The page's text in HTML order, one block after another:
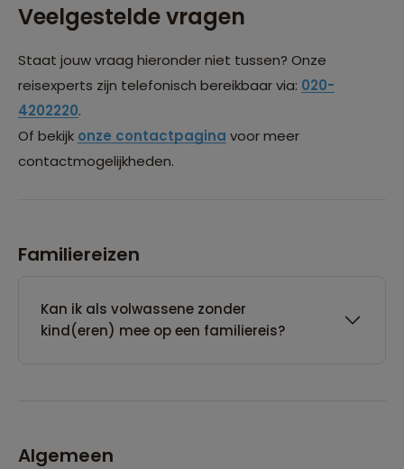
Veelgestelde vragen
Staat jouw vraag hieronder niet tussen? Onze
reisexperts zijn telefonisch bereikbaar via: 020-
4202220.
Of bekijk onze contactpagina voor meer
contactmogelijkheden.
Familiereizen
Kan ik als volwassene zonder
kind(eren) mee op een familiereis?
Algemeen